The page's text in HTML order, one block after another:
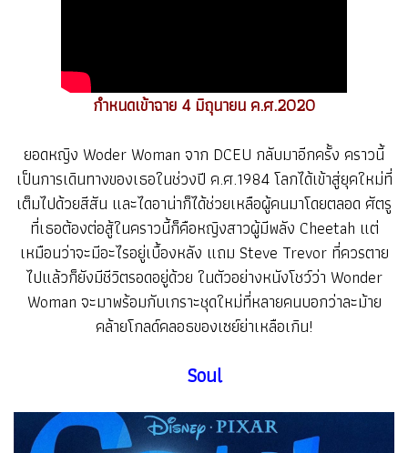
กำหนดเข้าฉาย 4 มิถุนายน ค.ศ.2020
ยอดหญิง Woder Woman จาก DCEU กลับมาอีกครั้ง คราวนี้
เป็นการเดินทางของเธอในช่วงปี ค.ศ.1984 โลกได้เข้าสู่ยุคใหม่ที่
เต็มไปด้วยสีสัน และไดอาน่าก็ได้ช่วยเหลือผู้คนมาโดยตลอด ศัตรู
ที่เธอต้องต่อสู้ในคราวนี้ก็คือหญิงสาวผู้มีพลัง Cheetah แต่
เหมือนว่าจะมีอะไรอยู่เบื้องหลัง แถม Steve Trevor ที่ควรตาย
ไปแล้วก็ยังมีชีวิตรอดอยู่ด้วย ในตัวอย่างหนังโชว์ว่า Wonder
Woman จะมาพร้อมกับเกราะชุดใหม่ที่หลายคนบอกว่าละม้าย
คล้ายโกลด์คลอธของเซย์ย่าเหลือเกิน!
Soul